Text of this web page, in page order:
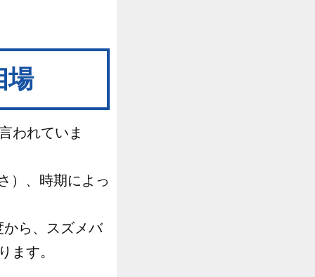
場
われていま
）、時期によっ
ら、スズメバ
ます。